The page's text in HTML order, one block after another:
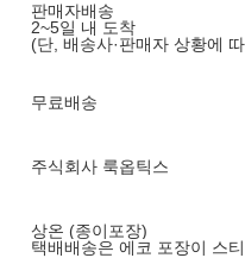
판매자배송
2~5일 내 도착
(단, 배송사·판매자 상황에
무료배송
주식회사 룩옵틱스
상온 (종이포장)
택배배송은 에코 포장이 스